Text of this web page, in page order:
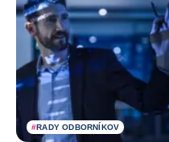
#RADY ODBORNÍKOV